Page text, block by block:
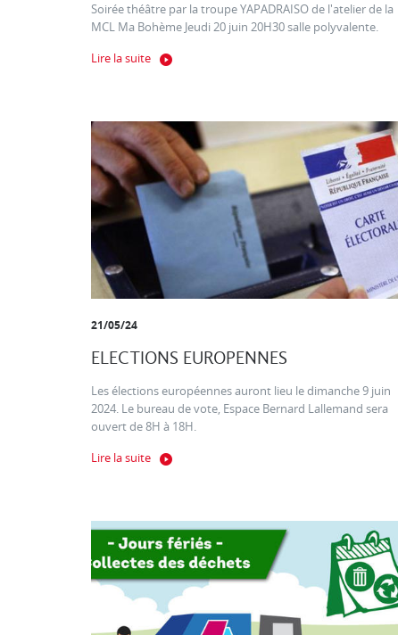
Soirée théâtre par la troupe YAPADRAISO de l'atelier de la
MCL Ma Bohème Jeudi 20 juin 20H30 salle polyvalente.
Lire la suite
21/05/24
ELECTIONS EUROPENNES
Les élections européennes auront lieu le dimanche 9 juin
2024. Le bureau de vote, Espace Bernard Lallemand sera
ouvert de 8H à 18H.
Lire la suite